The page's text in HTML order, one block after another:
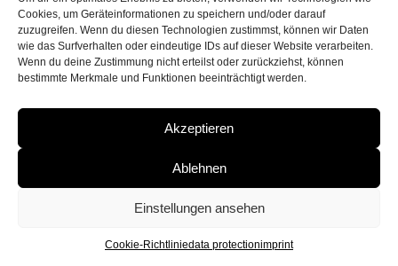
Cookies, um Geräteinformationen zu speichern und/oder darauf
zuzugreifen. Wenn du diesen Technologien zustimmst, können wir Daten
wie das Surfverhalten oder eindeutige IDs auf dieser Website verarbeiten.
Wenn du deine Zustimmung nicht erteilst oder zurückziehst, können
bestimmte Merkmale und Funktionen beeinträchtigt werden.
Akzeptieren
Ablehnen
Einstellungen ansehen
Cookie-Richtliniedata protectionimprint